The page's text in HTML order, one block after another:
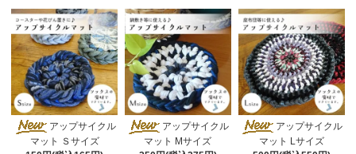
アップサイクル
マット Ｓサイズ
アップサイクル
マット Mサイズ
アップサイクル
マット Lサイズ